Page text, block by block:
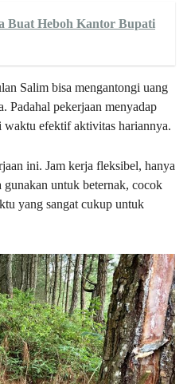
Buat Heboh Kantor Bupati
Salim bisa mengantongi uang
Padahal pekerjaan menyadap
waktu efektif aktivitas hariannya.
ini. Jam kerja fleksibel, hanya
gunakan untuk beternak, cocok
yang sangat cukup untuk